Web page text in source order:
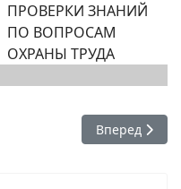
ПРОВЕРКИ ЗНАНИЙ
ПО ВОПРОСАМ
ОХРАНЫ ТРУДА
мест Следующий:
Вперед